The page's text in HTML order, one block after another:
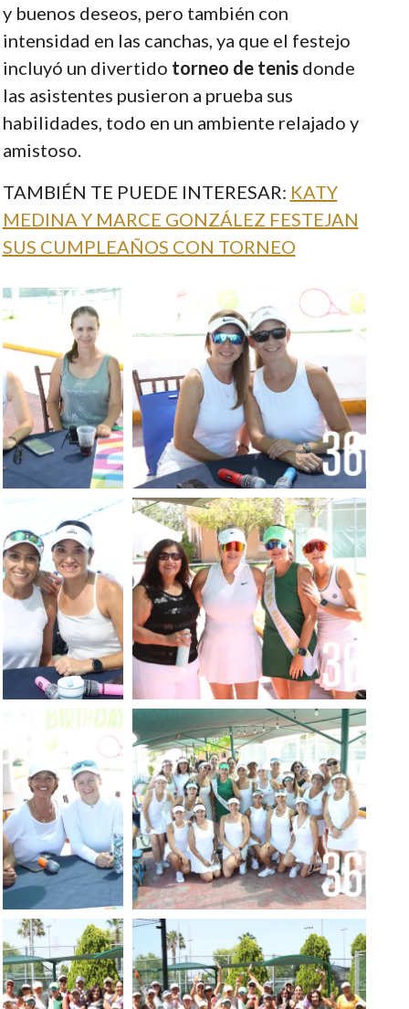
y buenos deseos, pero también con
intensidad en las canchas, ya que el festejo
incluyó un divertido torneo de tenisdonde
las asistentes pusieron a prueba sus
habilidades, todo en un ambiente relajado y
amistoso.
TAMBIÉN TE PUEDE INTERESAR: KATY
MEDINA Y MARCE GONZÁLEZ FESTEJAN
SUS CUMPLEAÑOS CON TORNEO
Foto: Luis
Meléndez
Foto: Luis Meléndez
Foto: Luis
Meléndez
Foto: Luis Meléndez
Foto: Luis
Meléndez
Foto: Luis Meléndez